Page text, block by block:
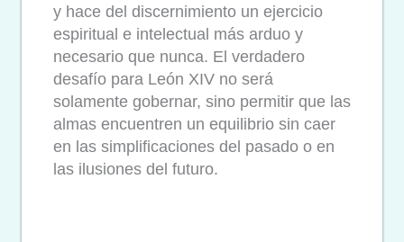
y hace del discernimiento un ejercicio
espiritual e intelectual más arduo y
necesario que nunca. El verdadero
desafío para León XIV no será
solamente gobernar, sino permitir que las
almas encuentren un equilibrio sin caer
en las simplificaciones del pasado o en
las ilusiones del futuro.